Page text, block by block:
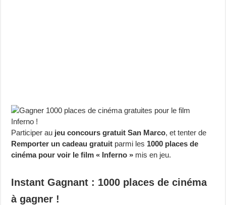
Participer au jeu concours gratuit San Marco, et tenter de
Remporter un cadeau gratuit parmi les 1000 places de
cinéma pour voir le film « Inferno » mis en jeu.
Instant Gagnant : 1000 places de cinéma
à gagner !